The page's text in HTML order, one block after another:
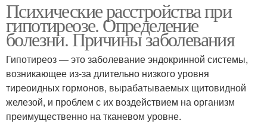
Психические расстройства при
гипотиреозе. Определение
болезни. Причины заболевания
Гипотиреоз — это заболевание эндокринной системы,
возникающее из-за длительно низкого уровня
тиреоидных гормонов, вырабатываемых щитовидной
железой, и проблем с их воздействием на организм
преимущественно на тканевом уровне.